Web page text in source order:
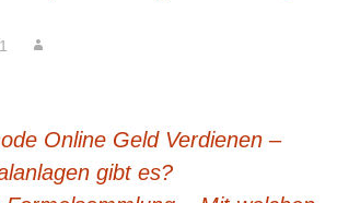
Online Geld Verdienen –
gibt es?